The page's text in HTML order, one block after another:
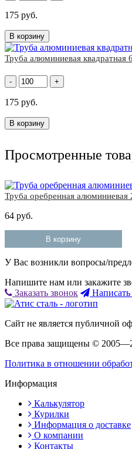
175 руб.
В корзину
Труба алюминиевая квадратная
- +
175 руб.
В корзину
Просмотренные
Труба оребренная
64 руб.
В корзину
У Вас возникли вопросы/
Напишите нам или закажите
Заказать звонок
Сайт не является публичной
Все права защищены ©
Политика в отношении
Информация
Калькулятор
Курилки
Информация о доставке
О компании
Контакты